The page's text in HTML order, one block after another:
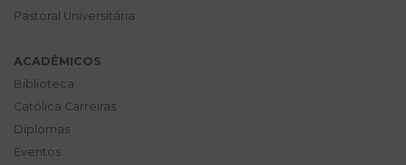
Pastoral Universitária
ACADÊMICOS
Biblioteca
Católica Carreiras
Diplomas
Eventos